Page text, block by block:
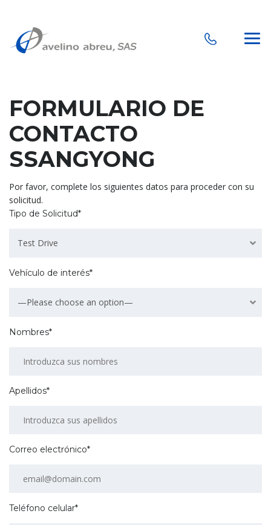
FORMULARIO DE
CONTACTO
SSANGYONG
Por favor, complete los siguientes datos para proceder con su
solicitud.
Tipo de Solicitud*
Test Drive
Vehículo de interés*
—Please choose an option—
Nombres*
Apellidos*
Correo electrónico*
Teléfono celular*